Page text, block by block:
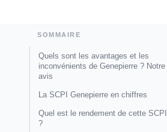
SOMMAIRE
Quels sont les avantages et les
inconvénients de Genepierre ? Notre
avis
La SCPI Genepierre en chiffres
Quel est le rendement de cette SCPI
?